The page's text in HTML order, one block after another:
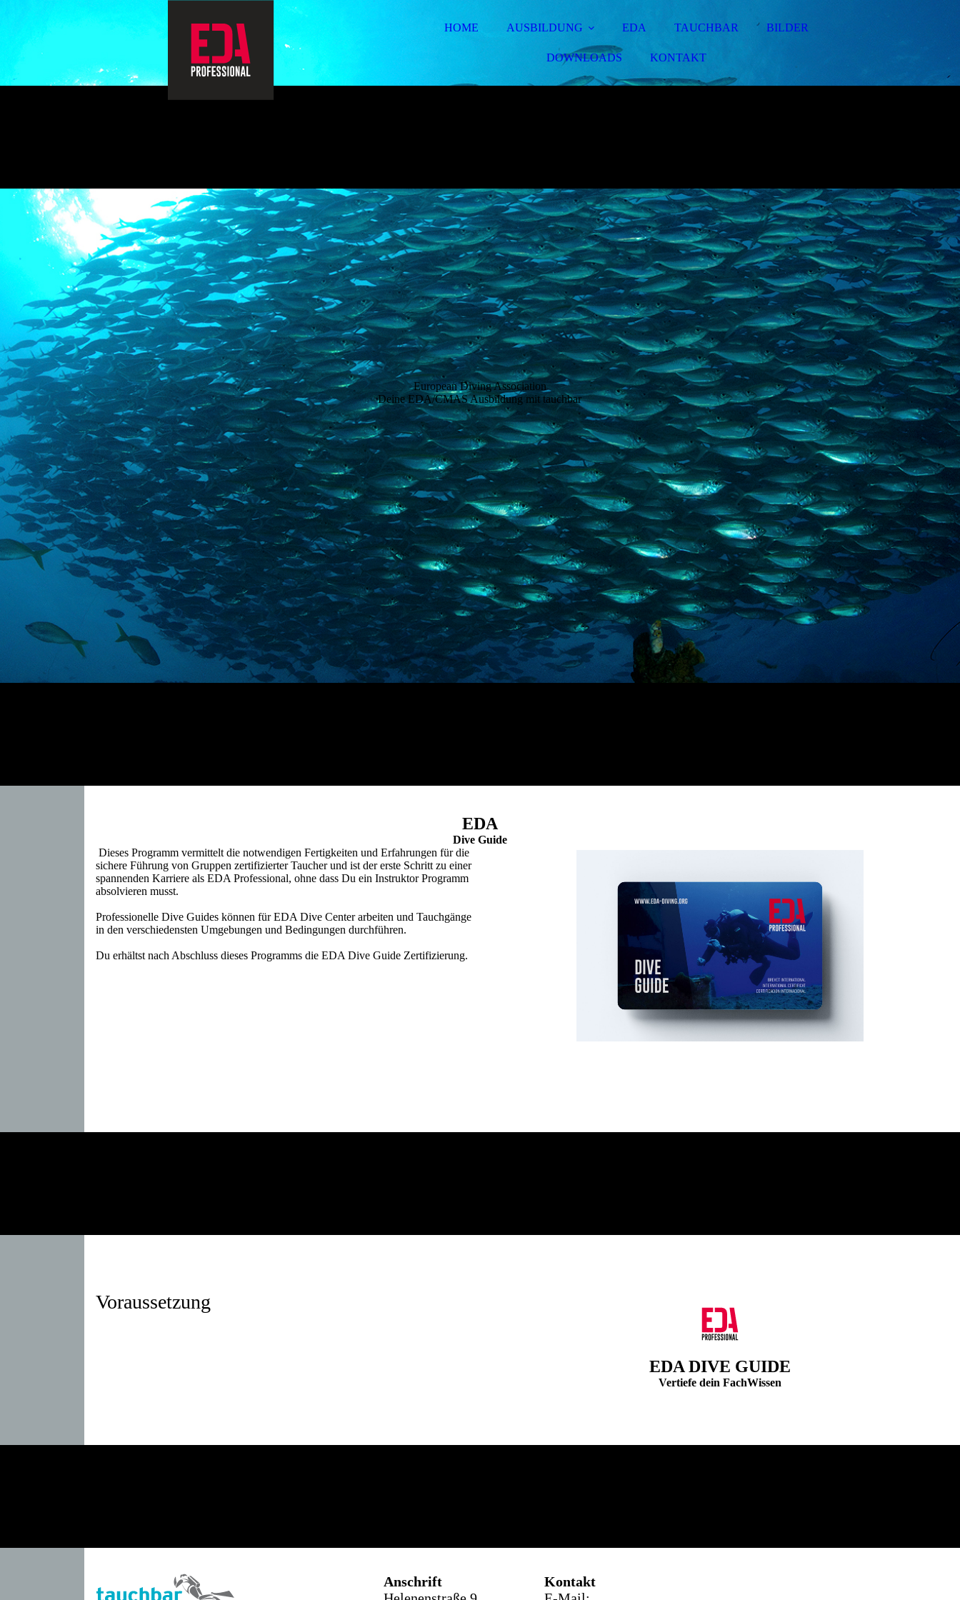
HOME AUSBILDUNG EDA TAUCHBAR BILDER
DOWNLOADS KONTAKT
European Diving Association
Deine EDA/CMAS Ausbildung mit tauchbar
EDA
Dive Guide
Dieses Programm vermittelt die notwendigen Fertigkeiten und Erfahrungen für die
sichere Führung von Gruppen zertifizierter Taucher und ist der erste Schritt zu einer
spannenden Karriere als EDA Professional, ohne dass Du ein Instruktor Programm
absolvieren musst.
Professionelle Dive Guides können für EDA Dive Center arbeiten und Tauchgänge
in den verschiedensten Umgebungen und Bedingungen durchführen.
Du erhältst nach Abschluss dieses Programms die EDA Dive Guide Zertifizierung.
Voraussetzung
EDA DIVE GUIDE
Vertiefe dein FachWissen
Anschrift
Kontakt